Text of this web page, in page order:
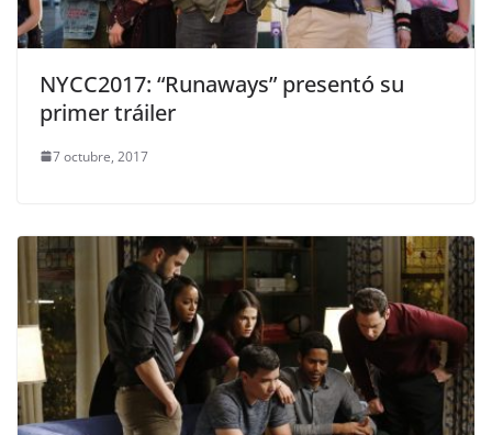
NYCC2017: “Runaways” presentó su
primer tráiler
7 octubre, 2017